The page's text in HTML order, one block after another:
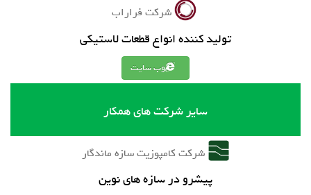
شرکت فراراب
تولید کننده انواع قطعات لاستیکی
وب سایت
سایر شرکت های همکار
شرکت کامپوزیت سازه ماندگار
پیشرو در سازه های نوین